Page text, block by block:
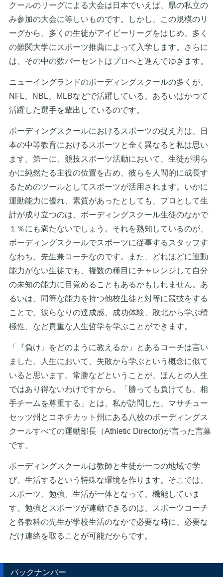
クールのリーグによる大会は日本でいえば、県の私立の
み参加の大会に等しいものです。しかし、この規模のリ
ーグから、多くの生徒がアイビーリーグをはじめ、多く
の難関大学にスポーツ推薦によって入学します。さらに
は、その中の数パーセントはプロへと進んでゆきます。
ニューイングランドのボーディングスクールの多くが、
NFL、NBL、MLBなどで活躍している、あるいはかつて
活躍した選手を輩出しているのです。
ボーディングスクールにおけるスポーツの捉え方は、日
本の中等教育におけるスポーツと全く異なると私は思い
ます。第一に、競技スポーツ活動において、生徒が明ら
かに純然たる主役の位置を占め、彼らを人間的に成長す
るためのツールとしてスポーツが活用されます。いかに
運動能力に優れ、素質があったとしても、プロとして生
計が成り立つのは、ボーディングスクール生徒のなかで
１％にも満たないでしょう。それを熟知しているのが、
ボーディングスクールでスポーツに従事するスタッフす
なわち、先生兼コーチなのです。また、どれほどに運動
能力がない生徒でも、複数の種目にチャレンジして自分
の未知の能力に目覚めることもあるかもしれません。あ
るいは、同等な能力を持つ他校生徒と対等に競技をする
ことで、彼らなりの達成感、成功体験、敗北から学ぶ積
極性、など貴重な人生哲学を学ぶことができます。
「『負け』をどのように教えるか」とあるコーチは言い
ました。人生において、失敗から学ぶという概念に似て
いると思います。常勝などということが、ほんとの人生
ではあり得ないわけですから。「勝っても負けても、相
手チームを尊重する」とは、私が訪問した、マサチュー
セッツ州とコネチカット州にある八校のボーディングス
クールすべての運動部長（Athletic Director)が言った言葉
です。
ボーディングスクールは教師と生徒が一つの地域で学
び、生活するという特殊な環境を作ります。そこでは、
スポーツ、勉強、生活が一体となって、機能していま
す。勉強とスポーツが連動できるのは、スポーツコーチ
と各教科の先生が学校生活のなかで必要な時に、必要な
だけ連絡を取ることが可能だからです。
バックナンバー